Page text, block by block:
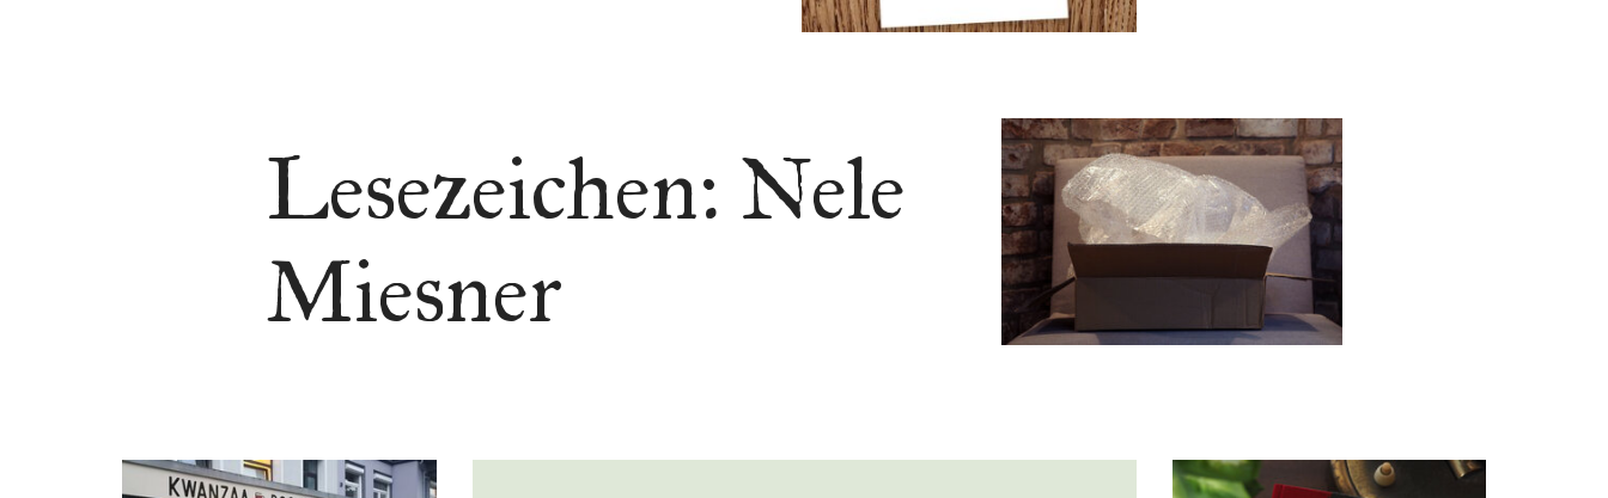
Lesezeichen: Nele
Miesner